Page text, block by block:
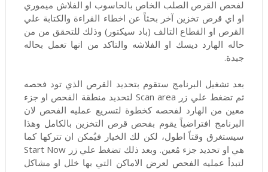
لفحص القرص الصلب الخاص بالحاسوب او الفلاش ميموري
او اي قرص تخزين آخر بحثاً عن اخطاء القراءة والكتابة علي
القرص او القطاع التالف (باد سيكتور) وذلك للتحقق من من
حاله الهارد ديسك او الفلاشه والتاكد من انها تعمل بحاله
جيدة.
بعد تشغيل البرنامج ستقوم بتحديد القرص الذي تود فحصه
ثم تضغط علي زر Scan area لتحديد منطقة الفحص او جزء
معين من الهارد لفحصه كخطوة لتسريع عمليه الفحص لان
البرنامج افتراضياً يقوم بفحص قرص التخزين بالكامل وهذا
سيستغرق وقتاً اطول، لكن لك الخيار فيُمكن ان تتركها كما
هي او تحديد جزء مُعين. وبعد ذلك تضغط علي زر Start Now
لتبدأ عمليه الفحص لعرض الاماكن التي بها خلل او مشاكل